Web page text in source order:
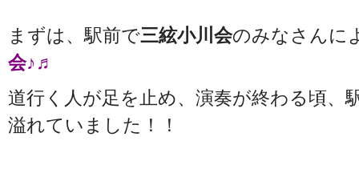
まずは、駅前で三絃小川会のみなさんに
会♪♬
道行く人が足を止め、演奏が終わる頃、
溢れていました！！